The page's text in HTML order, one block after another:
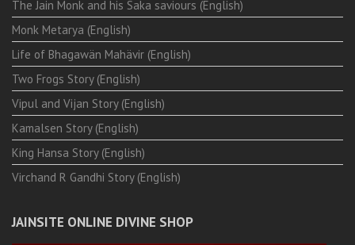
The Jain Monk and his Saka saviours (English)
Monk Metarya (English)
Life of Bhagawän Mahävir (English)
Two Frogs Story (English)
Vipul and Vijan Story (English)
Kamalsen Story (English)
King Hansa Story (English)
Virchand R Gandhi Story (English)
JAINSITE ONLINE DIVINE SHOP